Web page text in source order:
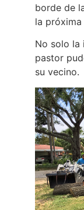
borde de
la próxima
No solo la
pastor
su vecino.